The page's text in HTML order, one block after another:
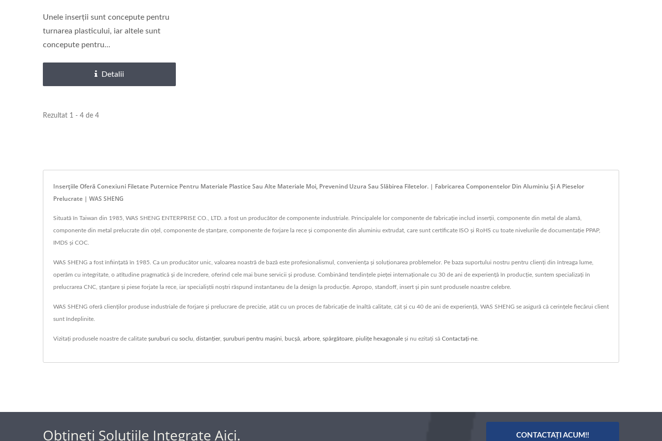
Unele inserții sunt concepute pentru
turnarea plasticului, iar altele sunt
concepute pentru...
Detalii
Rezultat 1 - 4 de 4
Inserțiile Oferă Conexiuni Filetate Puternice Pentru Materiale Plastice Sau Alte Materiale Moi, Prevenind Uzura Sau Slăbirea Filetelor. | Fabricarea Componentelor Din Aluminiu Și A Pieselor
Prelucrate | WAS SHENG
Situată în Taiwan din 1985, WAS SHENG ENTERPRISE CO., LTD. a fost un producător de componente industriale. Principalele lor componente de fabricație includ inserții, componente din metal de alamă,
componente din metal prelucrate din oțel, componente de ștanțare, componente de forjare la rece și componente din aluminiu extrudat, care sunt certificate ISO și RoHS cu toate nivelurile de documentație PPAP,
IMDS și COC.
WAS SHENG a fost înființată în 1985. Ca un producător unic, valoarea noastră de bază este profesionalismul, conveniența și soluționarea problemelor. Pe baza suportului nostru pentru clienți din întreaga lume,
operăm cu integritate, o atitudine pragmatică și de încredere, oferind cele mai bune servicii și produse. Combinând tendințele pieței internaționale cu 30 de ani de experiență în producție, suntem specializați în
prelucrarea CNC, ștanțare și piese forjate la rece, iar specialiștii noștri răspund instantaneu de la design la producție. Apropo, standoff, insert și pin sunt produsele noastre celebre.
WAS SHENG oferă clienților produse industriale de forjare și prelucrare de precizie, atât cu un proces de fabricație de înaltă calitate, cât și cu 40 de ani de experiență, WAS SHENG se asigură că cerințele fiecărui client
sunt îndeplinite.
Vizitați produsele noastre de calitate șuruburi cu soclu distanţier, șuruburi pentru mașini bucșă arbore spărgătoare piulițe hexagonale și nu ezitați să Contactați-ne
Obțineți Soluțiile Integrate Aici. CONTACTAȚI ACUM!!